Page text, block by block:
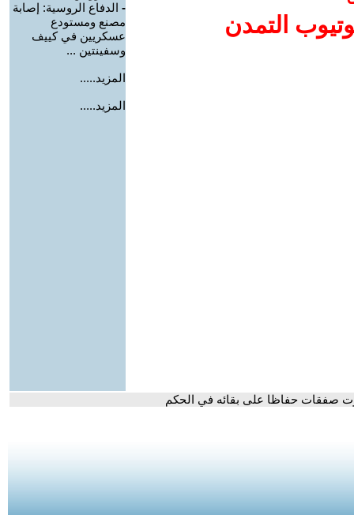
التمدن
- الدفاع الروسية: إصابة
مصنع ومستودع
عسكريين في كييف
وسفينتين ...
المزيد.....
المزيد.....
صفقات حفاظا على بقائه في الحكم